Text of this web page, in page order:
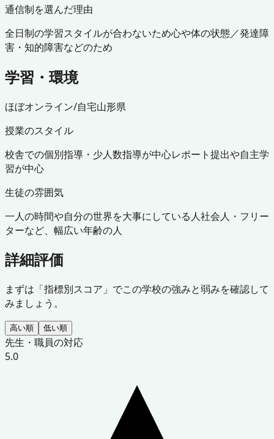
通信制を選んだ理由
全日制の学習スタイルが合わないため心や体の状態／発達障
害・知的障害などのため
学習・環境
ほぼオンライン/自宅山形県
授業のスタイル
校舎での個別指導・少人数指導が中心レポート提出や自主学
習が中心
生徒の雰囲気
一人の時間や自分の世界を大事にしている人社会人・フリー
ターなど、幅広い年齢の人
詳細評価
まずは「指標別スコア」でこの学校の強みと弱みを確認して
みましょう。
高い順 低い順
先生・職員の対応
5.0